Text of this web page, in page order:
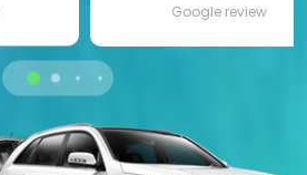
för min nästa resa i
Google review